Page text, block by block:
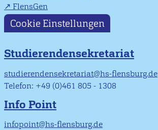
FlensGen
Cookie Einstellungen
Studierendensekretariat
studierendensekretariat@hs-flensburg.de
Telefon: +49 (0)461 805 - 1308
Info Point
infopoint@hs-flensburg.de